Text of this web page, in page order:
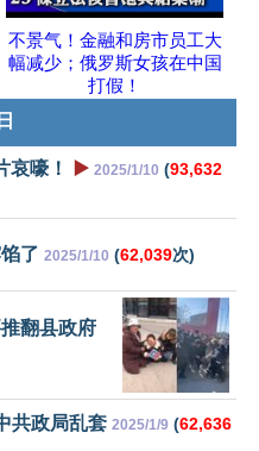
不景气！金融和房市员工大
幅减少；俄罗斯女孩在中国
打假！
哀嚎！ ▶️ 2025/1/10 (93,632
了 2025/1/10 (62,039次)
翻县政府
共政局乱套 2025/1/9 (62,636